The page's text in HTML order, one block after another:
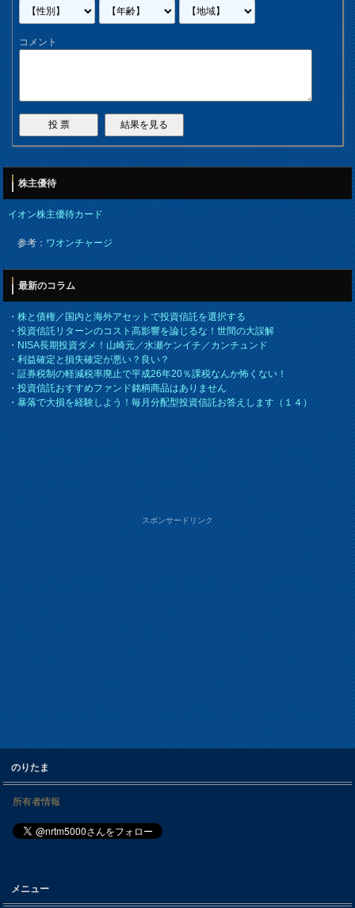
コメント
株主優待
イオン株主優待カード
参考：ワオンチャージ
最新のコラム
・株と債権／国内と海外アセットで投資信託を選択する
・投資信託リターンのコスト高影響を論じるな！世間の大誤解
・NISA長期投資ダメ！山崎元／水瀬ケンイチ／カンチュンド
・利益確定と損失確定が悪い？良い？
・証券税制の軽減税率廃止で平成26年20％課税なんか怖くない！
・投資信託おすすめファンド銘柄商品はありません
・暴落で大損を経験しよう！毎月分配型投資信託お答えします（１４）
スポンサードリンク
のりたま
所有者情報
メニュー